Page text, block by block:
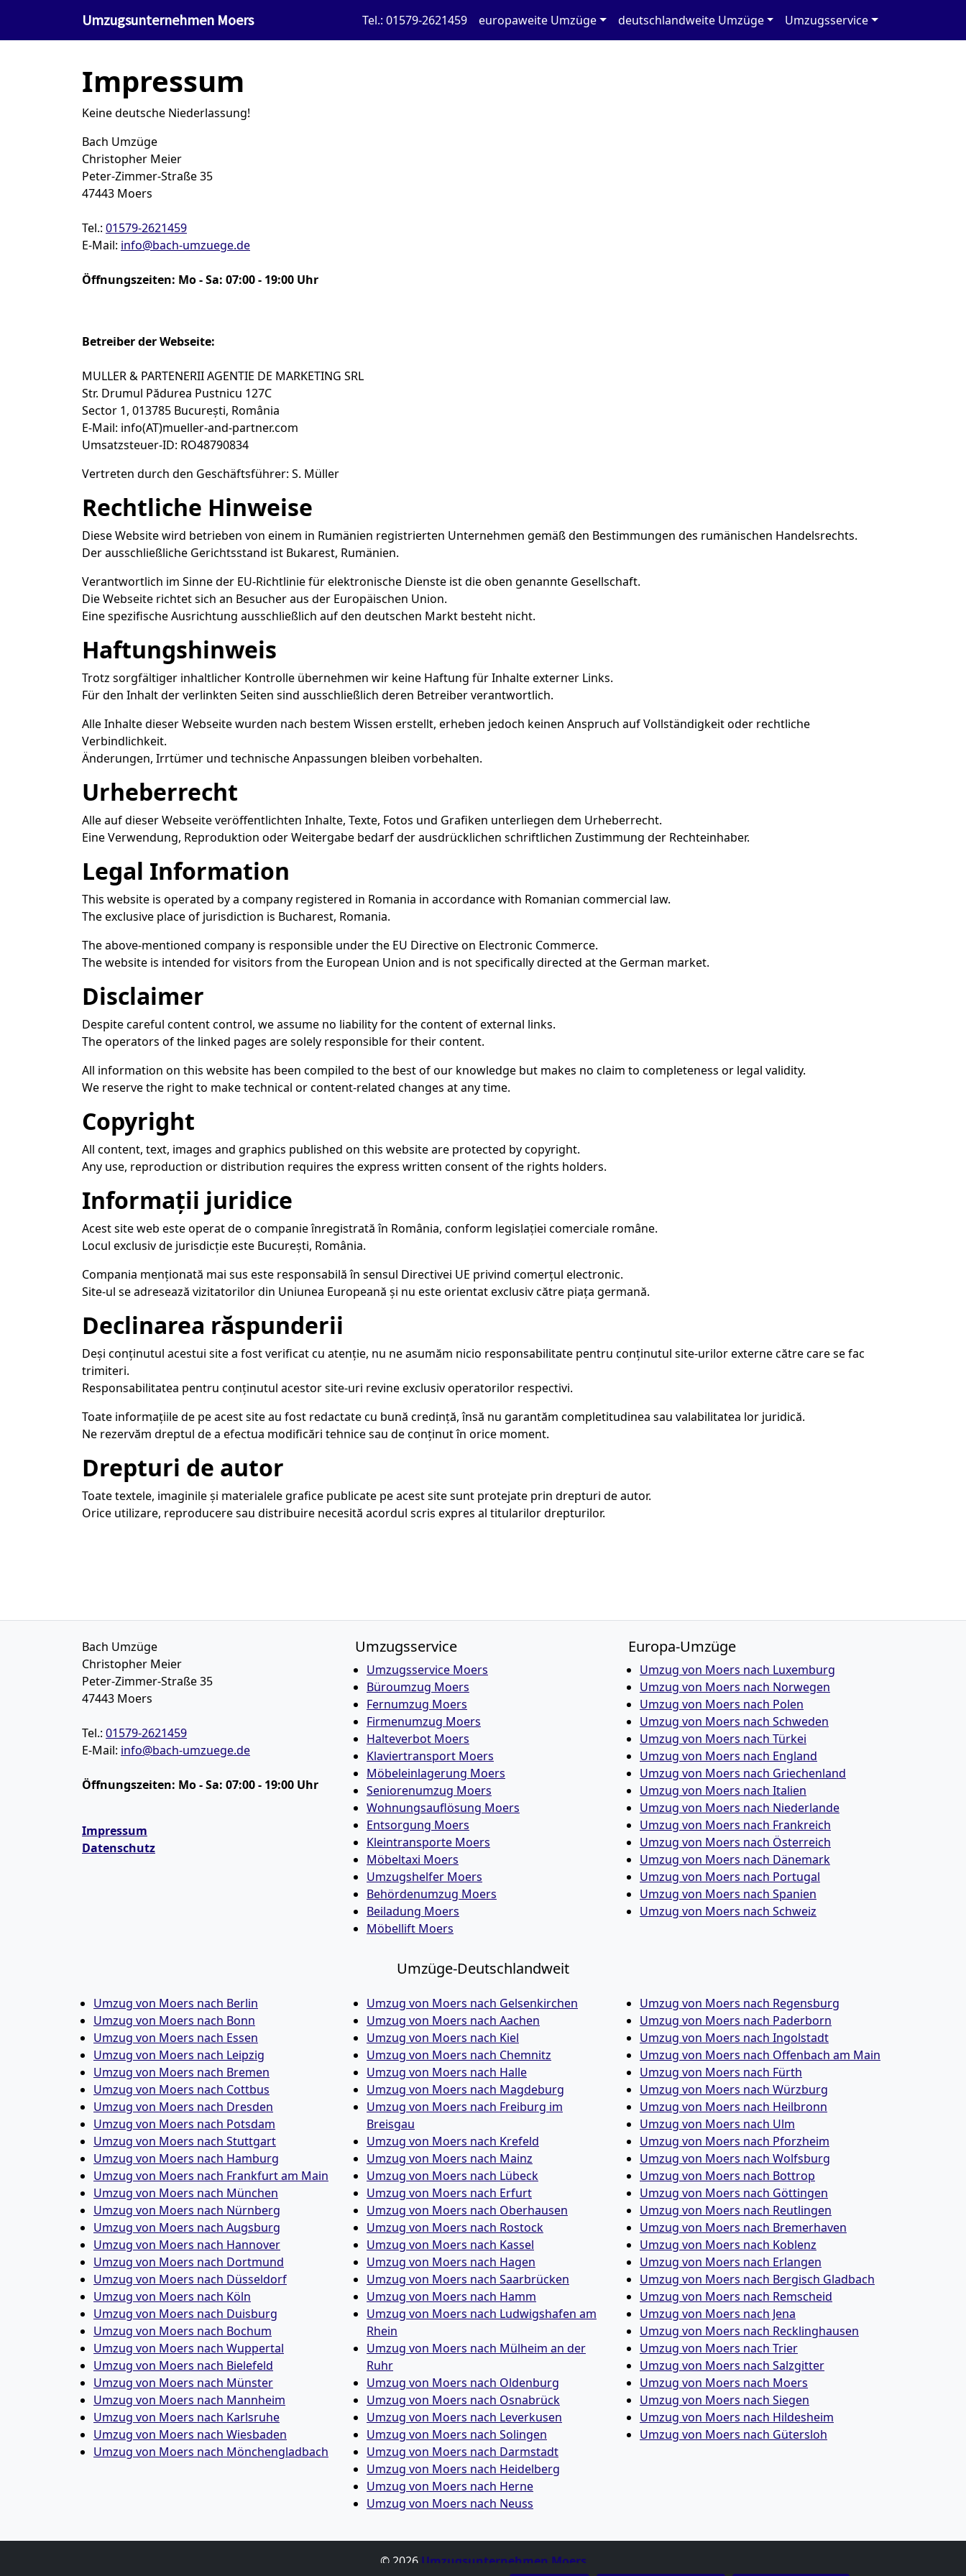
Umzugsunternehmen Moers Tel.: 01579-2621459 europaweite Umzüge deutschlandweite Umzüge Umzugsservice
Umzugsunternehmen Moers»Impressum
Impressum
Keine deutsche Niederlassung!
Bach Umzüge
Christopher Meier
Peter-Zimmer-Straße 35
47443 Moers
Tel.: 01579-2621459
E-Mail: info@bach-umzuege.de
Öffnungszeiten: Mo - Sa: 07:00 - 19:00 Uhr
Betreiber der Webseite:
MULLER & PARTENERII AGENTIE DE MARKETING SRL
Str. Drumul Pădurea Pustnicu 127C
Sector 1, 013785 București, România
E-Mail: info(AT)mueller-and-partner.com
Umsatzsteuer-ID: RO48790834
Vertreten durch den Geschäftsführer: S. Müller
Rechtliche Hinweise
Diese Website wird betrieben von einem in Rumänien registrierten Unternehmen gemäß den Bestimmungen des rumänischen Handelsrechts.
Der ausschließliche Gerichtsstand ist Bukarest, Rumänien.
Verantwortlich im Sinne der EU-Richtlinie für elektronische Dienste ist die oben genannte Gesellschaft.
Die Webseite richtet sich an Besucher aus der Europäischen Union.
Eine spezifische Ausrichtung ausschließlich auf den deutschen Markt besteht nicht.
Haftungshinweis
Trotz sorgfältiger inhaltlicher Kontrolle übernehmen wir keine Haftung für Inhalte externer Links.
Für den Inhalt der verlinkten Seiten sind ausschließlich deren Betreiber verantwortlich.
Alle Inhalte dieser Webseite wurden nach bestem Wissen erstellt, erheben jedoch keinen Anspruch auf Vollständigkeit oder rechtliche
Verbindlichkeit.
Änderungen, Irrtümer und technische Anpassungen bleiben vorbehalten.
Urheberrecht
Alle auf dieser Webseite veröffentlichten Inhalte, Texte, Fotos und Grafiken unterliegen dem Urheberrecht.
Eine Verwendung, Reproduktion oder Weitergabe bedarf der ausdrücklichen schriftlichen Zustimmung der Rechteinhaber.
Legal Information
This website is operated by a company registered in Romania in accordance with Romanian commercial law.
The exclusive place of jurisdiction is Bucharest, Romania.
The above-mentioned company is responsible under the EU Directive on Electronic Commerce.
The website is intended for visitors from the European Union and is not specifically directed at the German market.
Disclaimer
Despite careful content control, we assume no liability for the content of external links.
The operators of the linked pages are solely responsible for their content.
All information on this website has been compiled to the best of our knowledge but makes no claim to completeness or legal validity.
We reserve the right to make technical or content-related changes at any time.
Copyright
All content, text, images and graphics published on this website are protected by copyright.
Any use, reproduction or distribution requires the express written consent of the rights holders.
Informații juridice
Acest site web este operat de o companie înregistrată în România, conform legislației comerciale române.
Locul exclusiv de jurisdicție este București, România.
Compania menționată mai sus este responsabilă în sensul Directivei UE privind comerțul electronic.
Site-ul se adresează vizitatorilor din Uniunea Europeană și nu este orientat exclusiv către piața germană.
Declinarea răspunderii
Deși conținutul acestui site a fost verificat cu atenție, nu ne asumăm nicio responsabilitate pentru conținutul site-urilor externe către care se fac
trimiteri.
Responsabilitatea pentru conținutul acestor site-uri revine exclusiv operatorilor respectivi.
Toate informațiile de pe acest site au fost redactate cu bună credință, însă nu garantăm completitudinea sau valabilitatea lor juridică.
Ne rezervăm dreptul de a efectua modificări tehnice sau de conținut în orice moment.
Drepturi de autor
Toate textele, imaginile și materialele grafice publicate pe acest site sunt protejate prin drepturi de autor.
Orice utilizare, reproducere sau distribuire necesită acordul scris expres al titularilor drepturilor.
Bach Umzüge
Christopher Meier
Peter-Zimmer-Straße 35
47443 Moers
Tel.: 01579-2621459
E-Mail: info@bach-umzuege.de
Öffnungszeiten: Mo - Sa: 07:00 - 19:00 Uhr
Impressum
Datenschutz
Umzugsservice
Umzugsservice Moers
Büroumzug Moers
Fernumzug Moers
Firmenumzug Moers
Halteverbot Moers
Klaviertransport Moers
Möbeleinlagerung Moers
Seniorenumzug Moers
Wohnungsauflösung Moers
Entsorgung Moers
Kleintransporte Moers
Möbeltaxi Moers
Umzugshelfer Moers
Behördenumzug Moers
Beiladung Moers
Möbellift Moers
Europa-Umzüge
Umzug von Moers nach Luxemburg
Umzug von Moers nach Norwegen
Umzug von Moers nach Polen
Umzug von Moers nach Schweden
Umzug von Moers nach Türkei
Umzug von Moers nach England
Umzug von Moers nach Griechenland
Umzug von Moers nach Italien
Umzug von Moers nach Niederlande
Umzug von Moers nach Frankreich
Umzug von Moers nach Österreich
Umzug von Moers nach Dänemark
Umzug von Moers nach Portugal
Umzug von Moers nach Spanien
Umzug von Moers nach Schweiz
Umzüge-Deutschlandweit
Umzug von Moers nach Berlin
Umzug von Moers nach Bonn
Umzug von Moers nach Essen
Umzug von Moers nach Leipzig
Umzug von Moers nach Bremen
Umzug von Moers nach Cottbus
Umzug von Moers nach Dresden
Umzug von Moers nach Potsdam
Umzug von Moers nach Stuttgart
Umzug von Moers nach Hamburg
Umzug von Moers nach Frankfurt am Main
Umzug von Moers nach München
Umzug von Moers nach Nürnberg
Umzug von Moers nach Augsburg
Umzug von Moers nach Hannover
Umzug von Moers nach Dortmund
Umzug von Moers nach Düsseldorf
Umzug von Moers nach Köln
Umzug von Moers nach Duisburg
Umzug von Moers nach Bochum
Umzug von Moers nach Wuppertal
Umzug von Moers nach Bielefeld
Umzug von Moers nach Münster
Umzug von Moers nach Mannheim
Umzug von Moers nach Karlsruhe
Umzug von Moers nach Wiesbaden
Umzug von Moers nach Mönchen­gladbach
Umzug von Moers nach Gelsenkirchen
Umzug von Moers nach Aachen
Umzug von Moers nach Kiel
Umzug von Moers nach Chemnitz
Umzug von Moers nach Halle
Umzug von Moers nach Magdeburg
Umzug von Moers nach Freiburg im
Breisgau
Umzug von Moers nach Krefeld
Umzug von Moers nach Mainz
Umzug von Moers nach Lübeck
Umzug von Moers nach Erfurt
Umzug von Moers nach Oberhausen
Umzug von Moers nach Rostock
Umzug von Moers nach Kassel
Umzug von Moers nach Hagen
Umzug von Moers nach Saarbrücken
Umzug von Moers nach Hamm
Umzug von Moers nach Ludwigshafen am
Rhein
Umzug von Moers nach Mülheim an der
Ruhr
Umzug von Moers nach Oldenburg
Umzug von Moers nach Osnabrück
Umzug von Moers nach Leverkusen
Umzug von Moers nach Solingen
Umzug von Moers nach Darmstadt
Umzug von Moers nach Heidelberg
Umzug von Moers nach Herne
Umzug von Moers nach Neuss
Umzug von Moers nach Regensburg
Umzug von Moers nach Paderborn
Umzug von Moers nach Ingolstadt
Umzug von Moers nach Offenbach am Main
Umzug von Moers nach Fürth
Umzug von Moers nach Würzburg
Umzug von Moers nach Heilbronn
Umzug von Moers nach Ulm
Umzug von Moers nach Pforzheim
Umzug von Moers nach Wolfsburg
Umzug von Moers nach Bottrop
Umzug von Moers nach Göttingen
Umzug von Moers nach Reutlingen
Umzug von Moers nach Bremer­haven
Umzug von Moers nach Koblenz
Umzug von Moers nach Erlangen
Umzug von Moers nach Bergisch Gladbach
Umzug von Moers nach Remscheid
Umzug von Moers nach Jena
Umzug von Moers nach Recklinghausen
Umzug von Moers nach Trier
Umzug von Moers nach Salzgitter
Umzug von Moers nach Moers
Umzug von Moers nach Siegen
Umzug von Moers nach Hildesheim
Umzug von Moers nach Gütersloh
© 2026 Umzugsunternehmen Moers